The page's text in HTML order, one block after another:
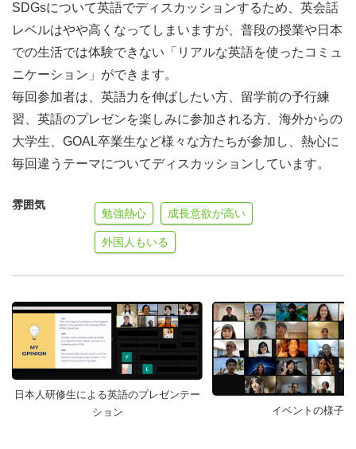
SDGsについて英語でディスカッションするため、英会話
レベルはやや高くなってしまいますが、普段の授業や日本
での生活では体験できない「リアルな英語を使ったコミュ
ニケーション」ができます。
毎回参加者は、英語力を伸ばしたい方、留学前の予行練
習、英語のプレゼンを楽しみに参加される方、海外からの
大学生、GOAL卒業生など様々な方たちが参加し、熱心に
毎回違うテーマについてディスカッションしています。
雰囲気
勉強熱心 成長意欲が高い
外国人もいる
日本人研修生による英語のプレゼンテー
ション
イベントの様子